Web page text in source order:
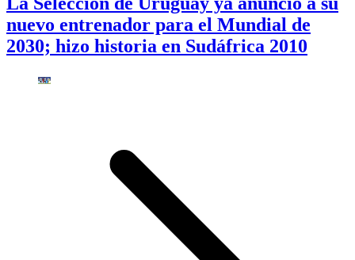
nuevo entrenador para el Mundial de
2030; hizo historia en Sudáfrica 2010